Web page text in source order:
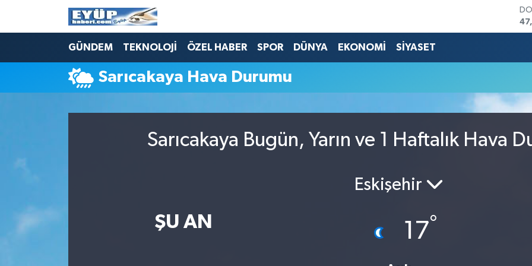
GÜNDEM TEKNOLOJİ ÖZEL HABER SPOR DÜNYA EKONOMİ SİYASET
Sarıcakaya Hava Durumu
Sarıcakaya Bugün, Yarın ve 1 Haftalık Hava
ŞU AN
Eskişehir
17°